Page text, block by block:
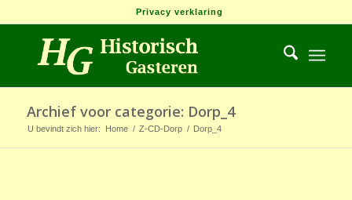
Privacy verklaring
Archief voor categorie: Dorp_4
U bevindt zich hier: Home / Z-CD-Dorp / Dorp_4